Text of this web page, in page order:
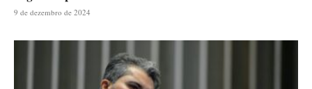
9 de dezembro de 2024